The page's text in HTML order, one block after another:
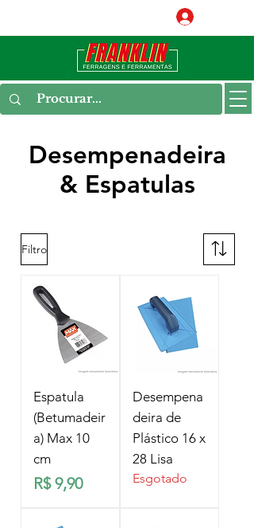
Desempenadeira
& Espatulas
Filtro
Espatula
(Betumadeir
a) Max 10
cm
Preço
R$ 9,90
Desempena
deira de
Plástico 16 x
28 Lisa
Esgotado